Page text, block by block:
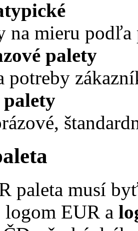
na mieru podľa
palety
potreby
paleta musí
logom EUR a